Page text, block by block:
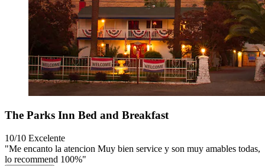
The Parks Inn Bed and Breakfast
10/10 Excelente
"Me encanto la atencion Muy bien service y son muy amables todas,
lo recommend 100%"